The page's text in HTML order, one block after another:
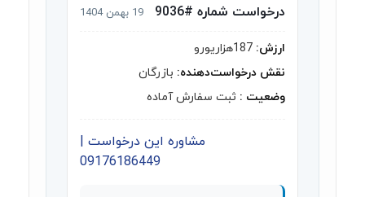
درخواست شماره #9036 19 بهمن 1404
ارزش:
نقش درخواست‌دهنده: بازرگان
وضعیت : ثبت سفارش آماده
مشاوره این درخواست |
09176186449